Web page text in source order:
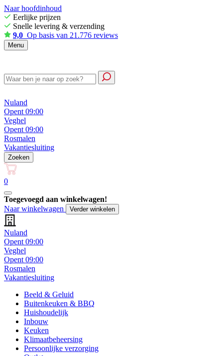
Naar hoofdinhoud
Eerlijke prijzen
Snelle levering & verzending
9,0 Op basis van 21.776 reviews
Menu
Nuland
Opent 09:00
Veghel
Opent 09:00
Rosmalen
Vakantiesluiting
Zoeken
0
Toegevoegd aan winkelwagen!
Naar winkelwagen
Verder winkelen
Nuland
Opent 09:00
Veghel
Opent 09:00
Rosmalen
Vakantiesluiting
Beeld & Geluid
Buitenkeuken & BBQ
Huishoudelijk
Inbouw
Keuken
Klimaatbeheersing
Persoonlijke verzorging